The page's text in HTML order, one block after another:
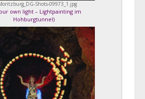
Shots-09973_1.jpg
own light – Lightpainting im
Hohburgtunnel)